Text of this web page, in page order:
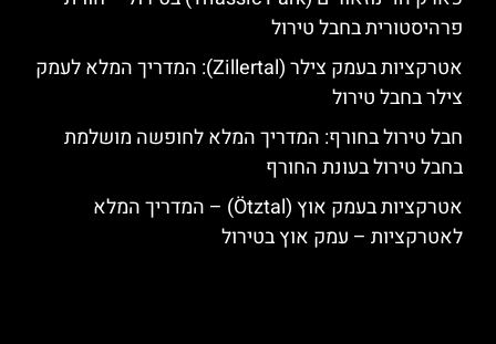
פרהיסטורית בחבל טירול
אטרקציות בעמק צילר (Zillertal): המדריך המלא לעמק
צילר בחבל טירול
חבל טירול בחורף: המדריך המלא לחופשה מושלמת
בחבל טירול בעונת החורף
אטרקציות בעמק אוץ (Ötztal) – המדריך המלא
לאטרקציות – עמק אוץ בטירול